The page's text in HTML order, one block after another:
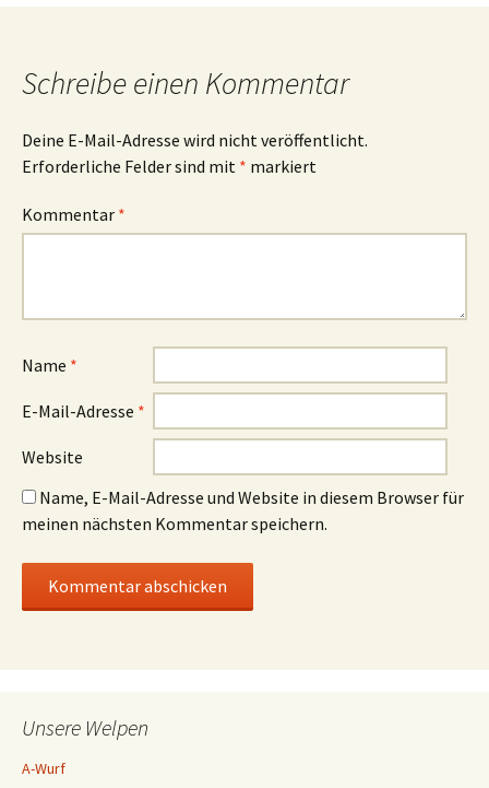
Schreibe einen Kommentar
Deine E-Mail-Adresse wird nicht veröffentlicht.
Erforderliche Felder sind mit * markiert
Kommentar *
Name *
E-Mail-Adresse *
Website
Name, E-Mail-Adresse und Website in diesem Browser für
meinen nächsten Kommentar speichern.
Unsere Welpen
A-Wurf